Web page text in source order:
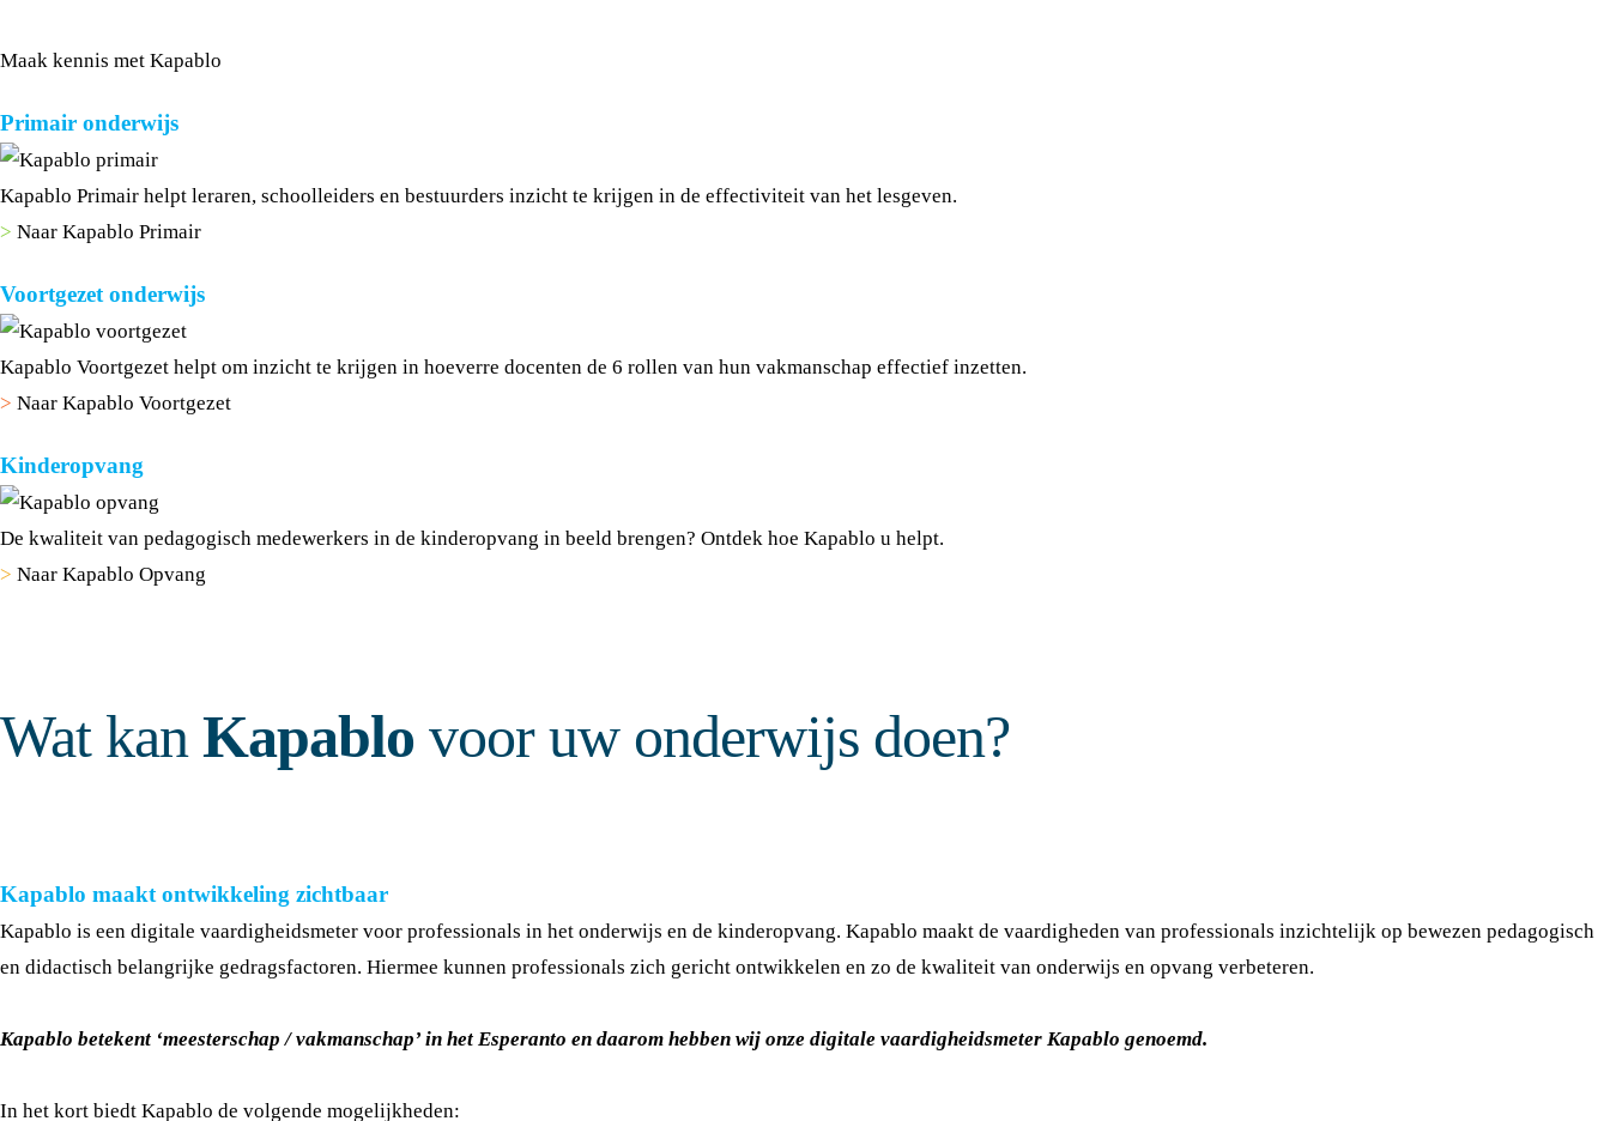
Maak kennis met Kapablo
Primair onderwijs
Kapablo Primair helpt leraren, schoolleiders en bestuurders inzicht te krijgen in de effectiviteit van het lesgeven.
> Naar Kapablo Primair
Voortgezet onderwijs
Kapablo Voortgezet helpt om inzicht te krijgen in hoeverre docenten de 6 rollen van hun vakmanschap effectief inzetten.
> Naar Kapablo Voortgezet
Kinderopvang
De kwaliteit van pedagogisch medewerkers in de kinderopvang in beeld brengen? Ontdek hoe Kapablo u helpt.
> Naar Kapablo Opvang
Wat kan Kapablo voor uw onderwijs doen?
Kapablo maakt ontwikkeling zichtbaar
Kapablo is een digitale vaardigheidsmeter voor professionals in het onderwijs en de kinderopvang. Kapablo maakt de vaardigheden van professionals inzichtelijk op bewezen pedagogisch
en didactisch belangrijke gedragsfactoren. Hiermee kunnen professionals zich gericht ontwikkelen en zo de kwaliteit van onderwijs en opvang verbeteren.
Kapablo betekent ‘meesterschap / vakmanschap’ in het Esperanto en daarom hebben wij onze digitale vaardigheidsmeter Kapablo genoemd.
In het kort biedt Kapablo de volgende mogelijkheden: